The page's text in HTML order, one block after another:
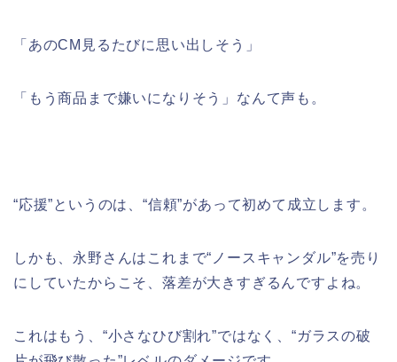
「あのCM見るたびに思い出しそう」
「もう商品まで嫌いになりそう」なんて声も。
“応援”というのは、“信頼”があって初めて成立します。
しかも、永野さんはこれまで“ノースキャンダル”を売り
にしていたからこそ、落差が大きすぎるんですよね。
これはもう、“小さなひび割れ”ではなく、“ガラスの破